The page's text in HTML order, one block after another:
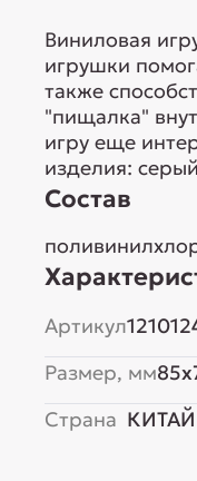
Виниловая
игрушки
также
"пищалка"
игру еще
изделия:
Состав
Артикул
Размер, мм
Страна КИТАЙ